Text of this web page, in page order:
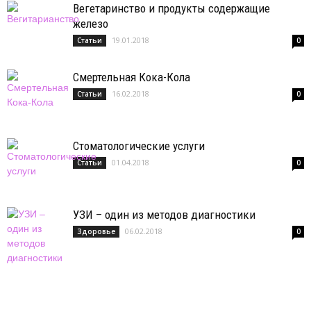
Вегетаринство и продукты содержащие
железо
Статьи 19.01.2018 0
Смертельная Кока-Кола
Статьи 16.02.2018 0
Стоматологические услуги
Статьи 01.04.2018 0
УЗИ – один из методов диагностики
Здоровье 06.02.2018 0